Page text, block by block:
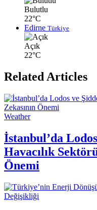
Bulutlu
22°C
Edirne Türkiye
Açık
22°C
Related Articles
Weather
İstanbul’da
Havacılık
Önemi
Değişikliği